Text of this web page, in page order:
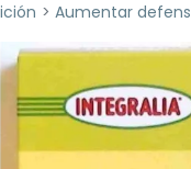
Aumentar